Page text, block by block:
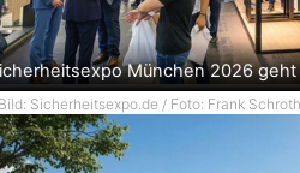
München 2026
Sicherheitsexpo.de / Foto: Frank Schroth